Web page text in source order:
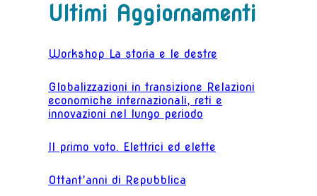
Ultimi Aggiornamenti
Workshop La storia e le destre
Globalizzazioni in transizione Relazioni
economiche internazionali, reti e
innovazioni nel lungo periodo
Il primo voto. Elettrici ed elette
Ottant’anni di Repubblica